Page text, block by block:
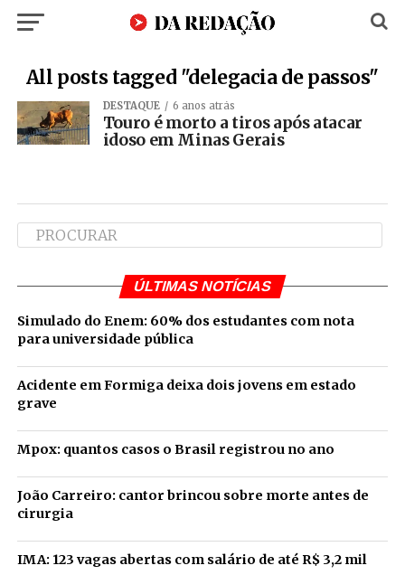
All posts tagged "delegacia de passos"
DESTAQUE 6 anos atrás
Touro é morto a tiros após atacar
idoso em Minas Gerais
ÚLTIMAS NOTÍCIAS
Simulado do Enem: 60% dos estudantes com nota
para universidade pública
Acidente em Formiga deixa dois jovens em estado
grave
Mpox: quantos casos o Brasil registrou no ano
João Carreiro: cantor brincou sobre morte antes de
cirurgia
IMA: 123 vagas abertas com salário de até R$ 3,2 mil